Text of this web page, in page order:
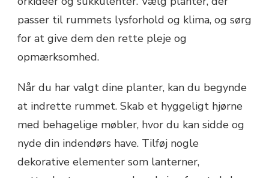
passer til rummets lysforhold og klima, og sørg
for at give dem den rette pleje og
opmærksomhed.
Når du har valgt dine planter, kan du begynde
at indrette rummet. Skab et hyggeligt hjørne
med behagelige møbler, hvor du kan sidde og
nyde din indendørs have. Tilføj nogle
dekorative elementer som lanterner,